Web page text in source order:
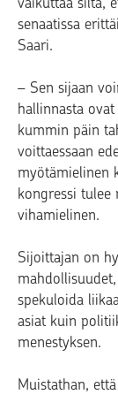
senaatissa
Saari.
– Sen sijaan
hallinnasta
kummin päin
voittaessaan
myötämielinen
kongressi
vihamielinen.
Sijoittajan on
spekuloida
asiat kuin
menestyksen.
Muistathan,